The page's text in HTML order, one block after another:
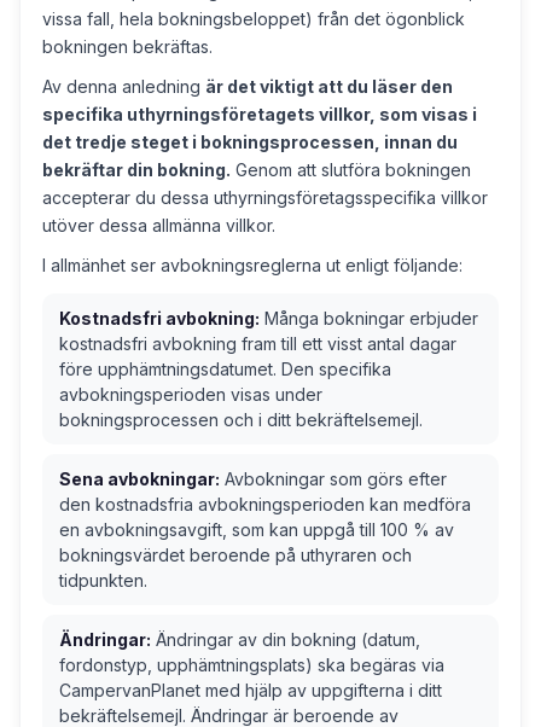
vissa fall, hela bokningsbeloppet) från det ögonblick
bokningen bekräftas.
Av denna anledning är det viktigt att du läser den
specifika uthyrningsföretagets villkor, som visas i
det tredje steget i bokningsprocessen, innan du
bekräftar din bokning. Genom att slutföra bokningen
accepterar du dessa uthyrningsföretagsspecifika villkor
utöver dessa allmänna villkor.
I allmänhet ser avbokningsreglerna ut enligt följande:
Kostnadsfri avbokning: Många bokningar erbjuder
kostnadsfri avbokning fram till ett visst antal dagar
före upphämtningsdatumet. Den specifika
avbokningsperioden visas under
bokningsprocessen och i ditt bekräftelsemejl.
Sena avbokningar: Avbokningar som görs efter
den kostnadsfria avbokningsperioden kan medföra
en avbokningsavgift, som kan uppgå till 100 % av
bokningsvärdet beroende på uthyraren och
tidpunkten.
Ändringar: Ändringar av din bokning (datum,
fordonstyp, upphämtningsplats) ska begäras via
CampervanPlanet med hjälp av uppgifterna i ditt
bekräftelsemejl. Ändringar är beroende av